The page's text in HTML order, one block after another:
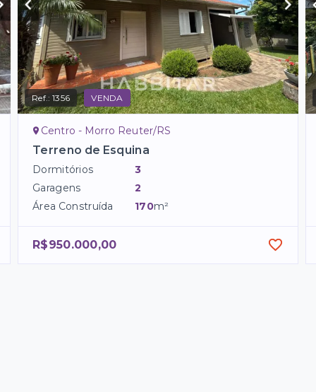
Ref.:1356 VENDA
Centro - Morro Reuter/RS
Terreno de Esquina
Dormitórios
3
Garagens
2
Área Construída
170m²
R$950.000,00